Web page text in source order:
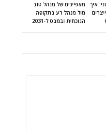
מאפיינים של מנהל טוב
מול מנהל רע בתקופה
הנוכחית ובמבט ל-2031
איך